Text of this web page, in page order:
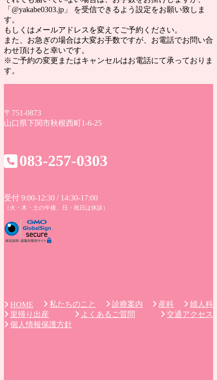
「@yakabe0303.jp」 を受信できるよう設定をお願い致しま
す。
もしくはメールアドレスを変えてご予約ください。
また、お急ぎの場合は大変お手数ですが、お電話でお問い合
わせ頂けると幸いです。
※ご予約の変更またはキャンセルはお電話にて承っておりま
す。
〒751-0873
山口県下関市秋根西町1-6-25
083-257-0303
受付 9:00-12:30 / 14:30-17:00
（火・木・土の午後、日・祝日は休診）
HOME 私たちのこと 診療案内 産科
婦人科
里帰り出産
よくあるご質問
交通アクセス
個人情報保護方針